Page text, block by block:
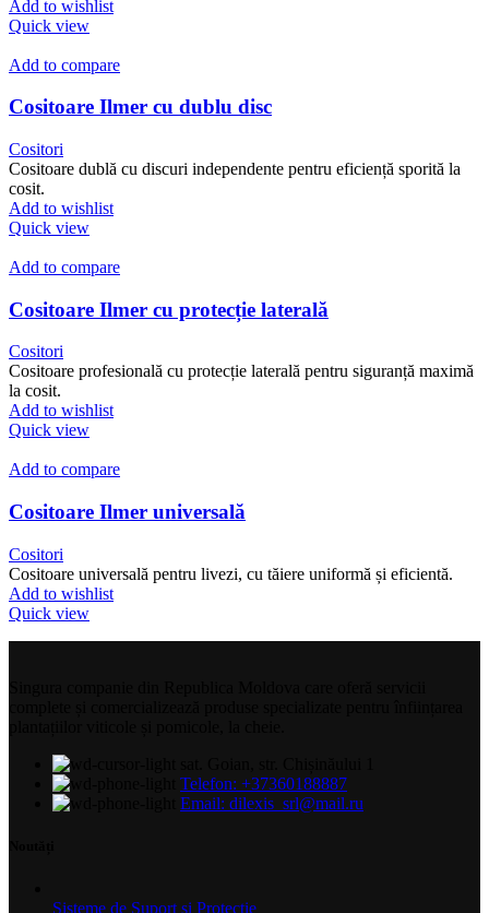
Add to wishlist
Quick view
Add to compare
Cositoare Ilmer cu dublu disc
Cositori
Cositoare dublă cu discuri independente pentru eficiență sporită la
cosit.
Add to wishlist
Quick view
Add to compare
Cositoare Ilmer cu protecție laterală
Cositori
Cositoare profesională cu protecție laterală pentru siguranță maximă
la cosit.
Add to wishlist
Quick view
Add to compare
Cositoare Ilmer universală
Cositori
Cositoare universală pentru livezi, cu tăiere uniformă și eficientă.
Add to wishlist
Quick view
Telefon: +37360188887
Email: dilexis_srl@mail.ru
Sisteme de Suport și Protecție